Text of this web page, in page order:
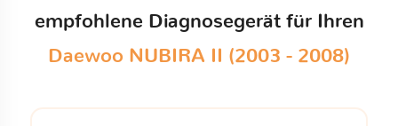
empfohlene Diagnosegerät für Ihren
Daewoo NUBIRA II (2003 - 2008)